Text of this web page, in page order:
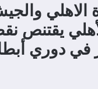
الاهلي
يقتنص
في دوري